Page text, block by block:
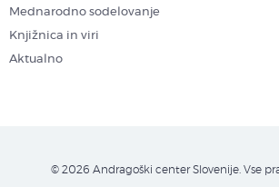
Mednarodno sodelovanje
Knjižnica in viri
Aktualno
© 2026 Andragoški center Slovenije. Vse